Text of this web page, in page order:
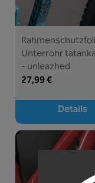
Unterrohr
- unleazhed
27,99 €
Details